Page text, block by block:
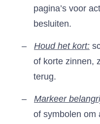
pagina’s voor
besluiten.
– Houd het kort:
of korte zinnen,
terug.
– Markeer
of symbolen om